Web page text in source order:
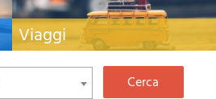
Viaggi
Guide turistiche per viaggi e letteratura di
viaggio per l'Italia, l'Europa e tutto il Mondo